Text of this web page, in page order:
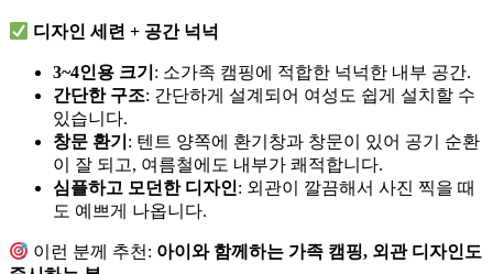
디자인 세련 + 공간 넉넉
3~4인용 크기 : 소가족 캠핑에 적합한 넉넉한 내부 공간.
간단한 구조: 간단하게 설계되어 여성도 쉽게 설치할 수
있습니다.
창문 환기 : 텐트 양쪽에 환기창과 창문이 있어 공기 순환
이 잘 되고, 여름철에도 내부가 쾌적합니다.
심플하고 모던한 디자인: 외관이 깔끔해서 사진 찍을 때
도 예쁘게 나옵니다.
이런 분께 추천: 아이와 함께하는 가족 캠핑, 외관 디자인도